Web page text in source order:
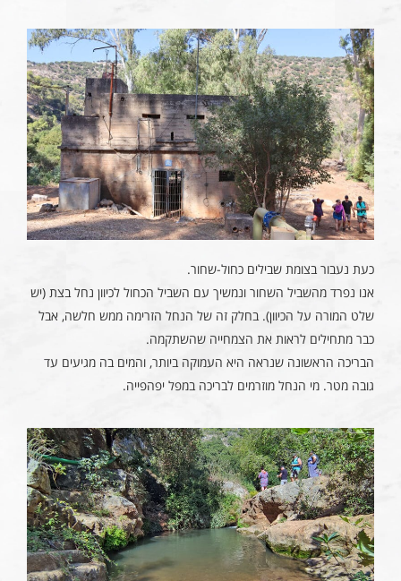
כעת נעבור בצומת שבילים כחול-שחור.
אנו נפרד מהשביל השחור ונמשיך עם השביל הכחול לכיוון נחל בצת (יש
שלט המורה על הכיוון). בחלק זה של הנחל הזרימה ממש חלשה, אבל
כבר מתחילים לראות את הצמחייה שהשתקמה.
הבריכה הראשונה שנראה היא העמוקה ביותר, והמים בה מגיעים עד
גובה מטר. מי הנחל מוזרמים לבריכה במפל יפהפייה.